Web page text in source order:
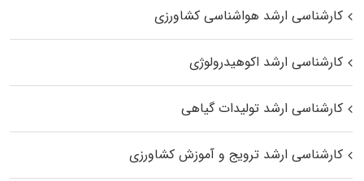
کارشناسی ارشد هواشناسی کشاورزی
کارشناسی ارشد اکوهیدرولوژی
کارشناسی ارشد تولیدات گیاهی
کارشناسی ارشد ترویج و آموزش کشاورزی